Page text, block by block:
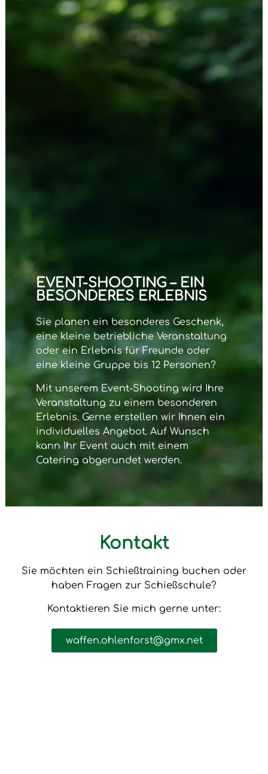
EVENT-SHOOTING – EIN
BESONDERES ERLEBNIS
Sie planen ein besonderes Geschenk,
eine kleine betriebliche Veranstaltung
oder ein Erlebnis für Freunde oder
eine kleine Gruppe bis 12 Personen?
Mit unserem Event-Shooting wird Ihre
Veranstaltung zu einem besonderen
Erlebnis. Gerne erstellen wir Ihnen ein
individuelles Angebot. Auf Wunsch
kann Ihr Event auch mit einem
Catering abgerundet werden.
Kontakt
Sie möchten ein Schießtraining buchen oder
haben Fragen zur Schießschule?
Kontaktieren Sie mich gerne unter:
waffen.ohlenforst@gmx.net